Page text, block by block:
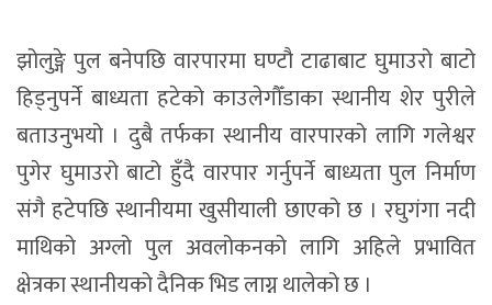
झोलुङ्गे पुल बनेपछि वारपारमा घण्टौ टाढाबाट घुमाउरो बाटो
हिड्नुपर्ने बाध्यता हटेको काउलेगौँडाका स्थानीय शेर पुरीले
बताउनुभयो । दुबै तर्फका स्थानीय वारपारको लागि गलेश्वर
पुगेर घुमाउरो बाटो हुँदै वारपार गर्नुपर्ने बाध्यता पुल निर्माण
संगै हटेपछि स्थानीयमा खुसीयाली छाएको छ । रघुगंगा नदी
माथिको अग्लो पुल अवलोकनको लागि अहिले प्रभावित
क्षेत्रका स्थानीयको दैनिक भिड लाग्न थालेको छ ।